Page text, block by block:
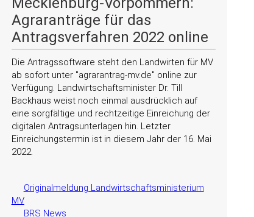
Agraranträge für das
Antragsverfahren 2022 online
Die Antragssoftware steht den Landwirten für MV
ab sofort unter agrarantrag-mv.de
online zur
Verfügung. Landwirtschaftsminister Dr. Till
Backhaus weist noch einmal ausdrücklich auf
eine sorgfältige und rechtzeitige Einreichung der
digitalen Antragsunterlagen hin. Letzter
Einreichungstermin ist in diesem Jahr der 16. Mai
2022.
Originalmeldung Landwirtschaftsministerium
MV
BRS News